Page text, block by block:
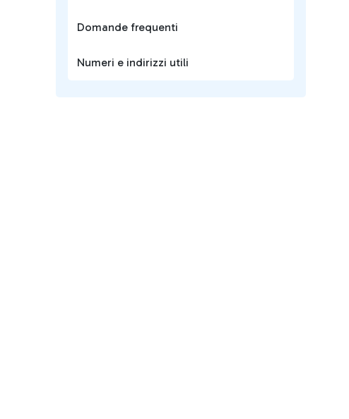
Domande frequenti
Numeri e indirizzi utili